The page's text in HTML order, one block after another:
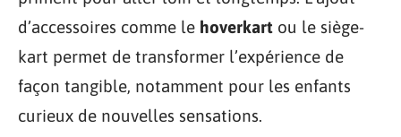
d’accessoires comme le hoverkart ou le siège-
kart permet de transformer l’expérience de
façon tangible, notamment pour les enfants
curieux de nouvelles sensations.